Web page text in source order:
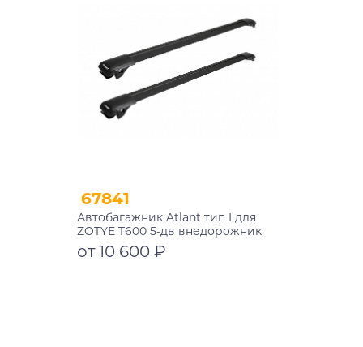
67841
Автобагажник Atlant тип I для
ZOTYE T600 5-дв внедорожник
2013-2021 рейлинги черные дуги
910/910 мм 10002+11115+11115
от 10 600 ₽